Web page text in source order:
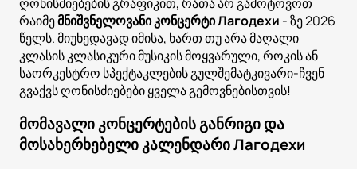
რაიმემნიშვნელოვანი კონცერტი Лагодехи - ზე 2026
წელს. მიუხედავად იმისა, ხართ თუ არა მაღალი
კლასის კლასიკური მუსიკის მოყვარული, როკის ან
საორკესტრო სპექტაკლების გულშემატკივარი-ჩვენ
გვაქვს ღონისძიებები ყველა გემოვნებისთვის!
მომავალი კონცერტების განრიგი და
მოსახერხებელი კალენდარი Лагодехи